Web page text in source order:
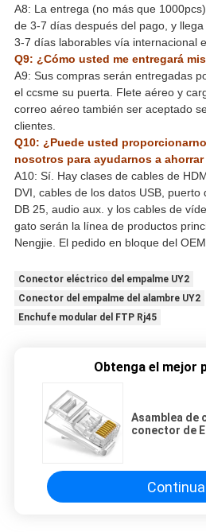
A8: La entrega (no más que
de 3-7 días después del pago, y
3-7 días laborables vía internacional
Q9: ¿Cómo usted me entregará
A9: Sus compras serán entregadas
el ccsme su puerta. Flete aéreo y
correo aéreo también ser aceptado
clientes.
Q10: ¿Puede usted
nosotros para ayudarnos a
A10: Sí. Hay clases de cables de
DVI, cables de los datos USB, puerto
DB 25, audio aux. y los cables de
gato serán la línea de productos
Nengjie. El pedido en bloque del
Conector eléctrico del empalme UY2
Conector del empalme del alambre UY2
Enchufe modular del FTP Rj45
Obtenga el mejor
Asamblea de
conector de